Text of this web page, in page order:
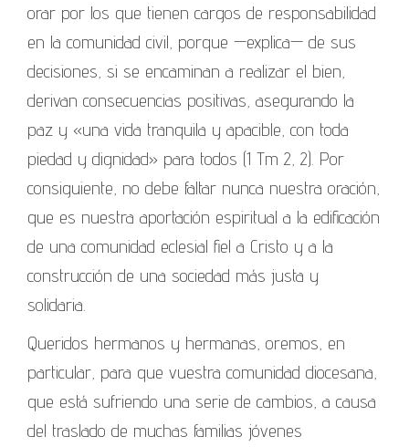
orar por los que tienen cargos de responsabilidad
en la comunidad civil, porque —explica— de sus
decisiones, si se encaminan a realizar el bien,
derivan consecuencias positivas, asegurando la
paz y «una vida tranquila y apacible, con toda
piedad y dignidad» para todos (1 Tm 2, 2). Por
consiguiente, no debe faltar nunca nuestra oración,
que es nuestra aportación espiritual a la edificación
de una comunidad eclesial fiel a Cristo y a la
construcción de una sociedad más justa y
solidaria.
Queridos hermanos y hermanas, oremos, en
particular, para que vuestra comunidad diocesana,
que está sufriendo una serie de cambios, a causa
del traslado de muchas familias jóvenes